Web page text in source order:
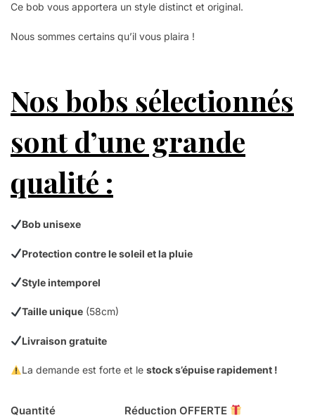
Ce bob vous apportera un style distinct et original.
Nous sommes certains qu’il vous plaira !
Nos bobs sélectionnés
sont d’une grande
qualité :
Bob unisexe
Protection contre le soleil et la pluie
Style intemporel
Taille unique(58cm)
Livraison gratuite
La demande est forte et le stock s’épuise rapidement !
Quantité Réduction OFFERTE